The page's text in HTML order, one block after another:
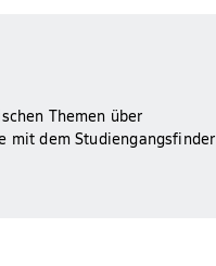
Themen über
mit dem Studiengangsfinder